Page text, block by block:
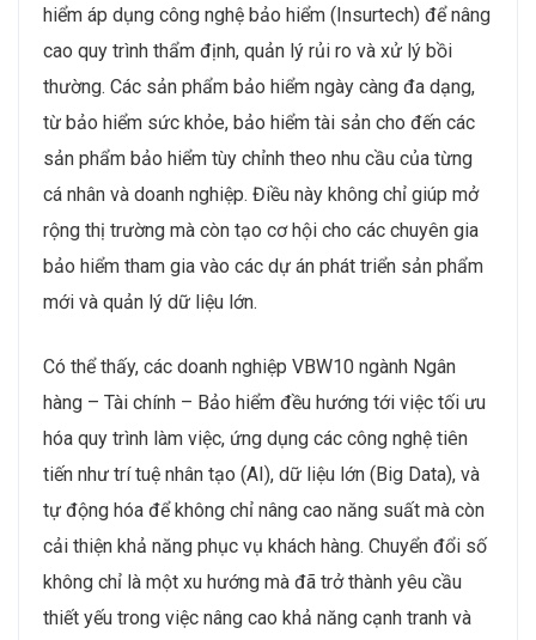
hiểm áp dụng công nghệ bảo hiểm (Insurtech) để nâng
cao quy trình thẩm định, quản lý rủi ro và xử lý bồi
thường. Các sản phẩm bảo hiểm ngày càng đa dạng,
từ bảo hiểm sức khỏe, bảo hiểm tài sản cho đến các
sản phẩm bảo hiểm tùy chỉnh theo nhu cầu của từng
cá nhân và doanh nghiệp. Điều này không chỉ giúp mở
rộng thị trường mà còn tạo cơ hội cho các chuyên gia
bảo hiểm tham gia vào các dự án phát triển sản phẩm
mới và quản lý dữ liệu lớn.
Có thể thấy, các doanh nghiệp VBW10 ngành Ngân
hàng – Tài chính – Bảo hiểm đều hướng tới việc tối ưu
hóa quy trình làm việc, ứng dụng các công nghệ tiên
tiến như trí tuệ nhân tạo (AI), dữ liệu lớn (Big Data), và
tự động hóa để không chỉ nâng cao năng suất mà còn
cải thiện khả năng phục vụ khách hàng. Chuyển đổi số
không chỉ là một xu hướng mà đã trở thành yêu cầu
thiết yếu trong việc nâng cao khả năng cạnh tranh và